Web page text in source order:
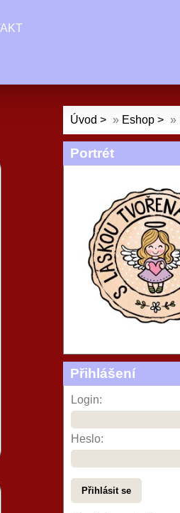
Úvod » Eshop »
Portrét
Přihlášení
Login:
Heslo: